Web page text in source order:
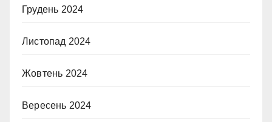
Грудень 2024
Листопад 2024
Жовтень 2024
Вересень 2024